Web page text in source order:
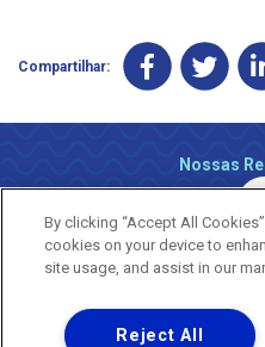
Compartilhar:
Nossas
By clicking “Accept All
cookies on your device to
site usage, and assist in our
Reject All